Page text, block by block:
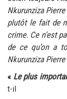
Nkurunziza
plutôt le fait de
crime. Ce n’est
de ce qu’on a
Nkurunziza
« Le plus
t-il